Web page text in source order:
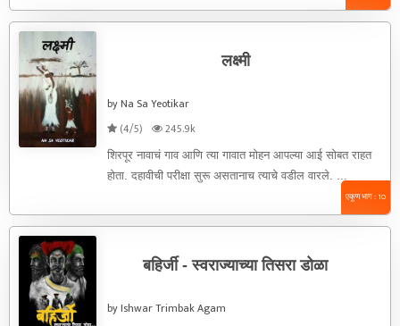
लक्ष्मी
by Na Sa Yeotikar
(4/5)
245.9k
शिरपूर नावाचं गाव आणि त्या गावात मोहन आपल्या आई सोबत राहत
होता. दहावीची परीक्षा सुरू असतानाच त्याचे वडील वारले. ...
एकूण भाग : 10
बहिर्जी - स्वराज्याच्या तिसरा डोळा
by Ishwar Trimbak Agam